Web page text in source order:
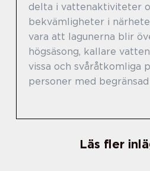
delta i vattenaktiviteter
bekvämligheter i
vara att lagunerna blir
högsäsong, kallare
vissa och svåråtkomliga
personer med
Läs fler